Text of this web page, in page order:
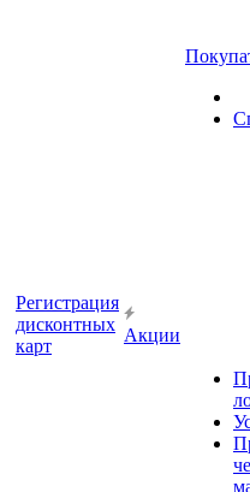
Регистрация
дисконтных
карт
Акции